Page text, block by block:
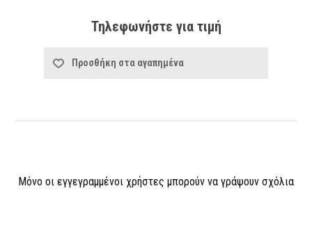
Τηλεφωνήστε για τιμή
Προσθήκη στα αγαπημένα
Μόνο οι εγγεγραμμένοι χρήστες μπορούν να γράψουν σχόλια